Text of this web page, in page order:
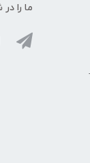
ما را